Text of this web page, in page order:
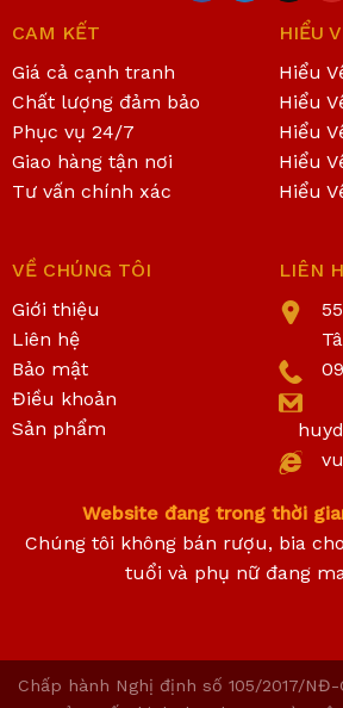
CAM KẾT
Giá cả cạnh tranh
Chất lượng đảm bảo
Phục vụ 24/7
Giao hàng tận nơi
Tư vấn chính xác
HIỂU
Hiểu
Hiểu
Hiểu
Hiểu
Hiểu
VỀ CHÚNG TÔI
Giới thiệu
Liên hệ
Bảo mật
Điều khoản
Sản phẩm
LIÊN
Website đang trong thời
Chúng tôi không bán rượu, bia
tuổi và phụ nữ đang
Chấp hành Nghị định số 105/2017/